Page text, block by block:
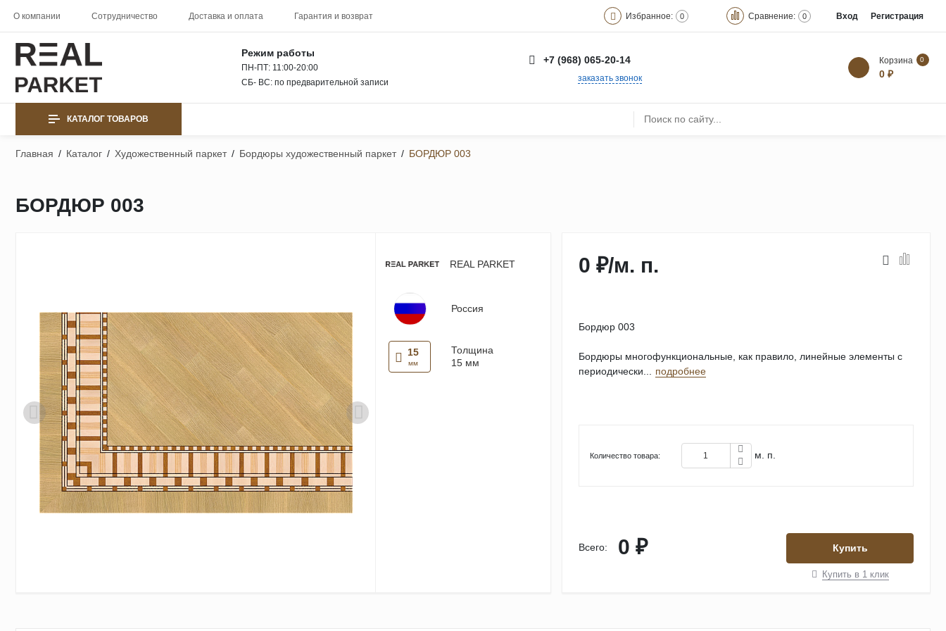
О компании Сотрудничество Доставка и оплата Гарантия и возврат Избранное: 0 Сравнение: 0 Вход Регистрация
Режим работы
ПН-ПТ: 11:00-20:00
СБ- ВС: по предварительной записи
+7 (968) 065-20-14
заказать звонок
Корзина 0
0 ₽
КАТАЛОГ ТОВАРОВ
Главная / Каталог / Художественный паркет / Бордюры художественный паркет / БОРДЮР 003
БОРДЮР 003
REAL PARKET
Россия
15
мм
Толщина
15 мм
0 ₽/м. п.
Бордюр 003
Бордюры многофункциональные, как правило, линейные элементы с
периодически...
подробнее
Количество товара: м. п.
Всего: 0 ₽ Купить
Купить в 1 клик